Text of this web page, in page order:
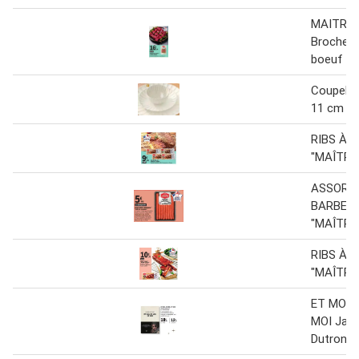
MAITRE
boeuf 1
11 cm
RIBS À
RIBS À
ET MOI,
MOI
Dutronc